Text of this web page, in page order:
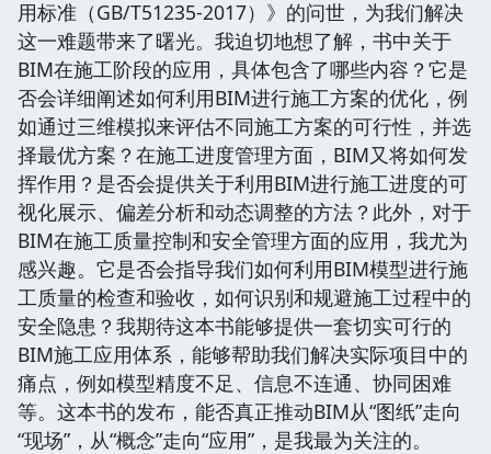
用标准（GB/T51235-2017）》的问世，为我们解决
这一难题带来了曙光。我迫切地想了解，书中关于
BIM在施工阶段的应用，具体包含了哪些内容？它是
否会详细阐述如何利用BIM进行施工方案的优化，例
如通过三维模拟来评估不同施工方案的可行性，并选
择最优方案？在施工进度管理方面，BIM又将如何发
挥作用？是否会提供关于利用BIM进行施工进度的可
视化展示、偏差分析和动态调整的方法？此外，对于
BIM在施工质量控制和安全管理方面的应用，我尤为
感兴趣。它是否会指导我们如何利用BIM模型进行施
工质量的检查和验收，如何识别和规避施工过程中的
安全隐患？我期待这本书能够提供一套切实可行的
BIM施工应用体系，能够帮助我们解决实际项目中的
痛点，例如模型精度不足、信息不连通、协同困难
等。这本书的发布，能否真正推动BIM从“图纸”走向
“现场”，从“概念”走向“应用”，是我最为关注的。